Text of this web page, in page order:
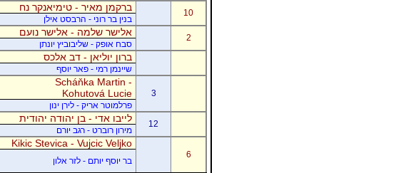
10
ברקמן מאיר - טימיאנקר נח
בנין בר רוני - הרבסט אילן
2
אלישר שלמה - אלישר נועם
סבח אופק - שליבוביץ יונתן
ברון יוליאן - דב אלכס
שיינמן רמי - פאר יוסף
3
Scháňka Martin -
Kohutová Lucie
פרלמוטר אריק - לירן ינון
12
לייבו אדי - בן יהודה יהודית
מירון רוברט - רגב יורם
6
Kikic Stevica - Vujcic Veljko
בר יוסף יותם - לזר אלון